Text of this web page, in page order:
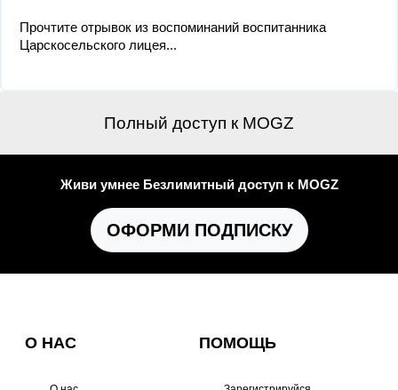
Прочтите отрывок из воспоминаний воспитанника
Царскосельского лицея...
Полный доступ к MOGZ
Живи умнее Безлимитный доступ к MOGZ
ОФОРМИ ПОДПИСКУ
О НАС ПОМОЩЬ